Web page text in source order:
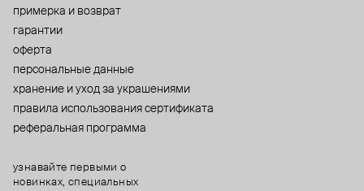
примерка и возврат
гарантии
оферта
персональные данные
хранение и уход за украшениями
правила использования сертификата
реферальная программа
узнавайте первыми о
новинках, специальных